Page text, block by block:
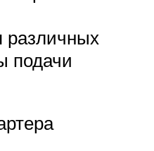
различных
подачи